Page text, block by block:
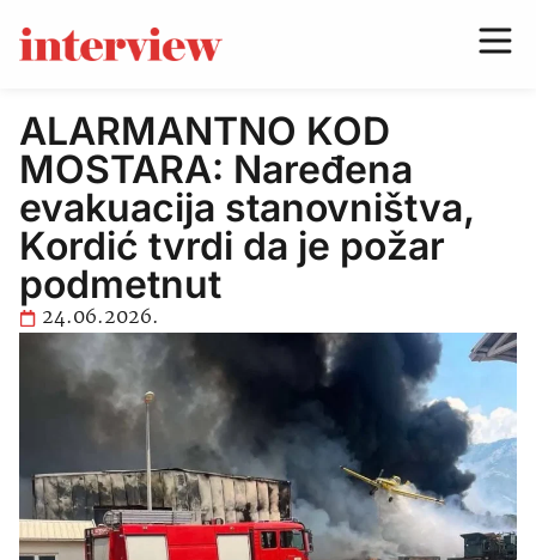
ALARMANTNO KOD
MOSTARA: Naređena
evakuacija stanovništva,
Kordić tvrdi da je požar
podmetnut
24.06.2026.